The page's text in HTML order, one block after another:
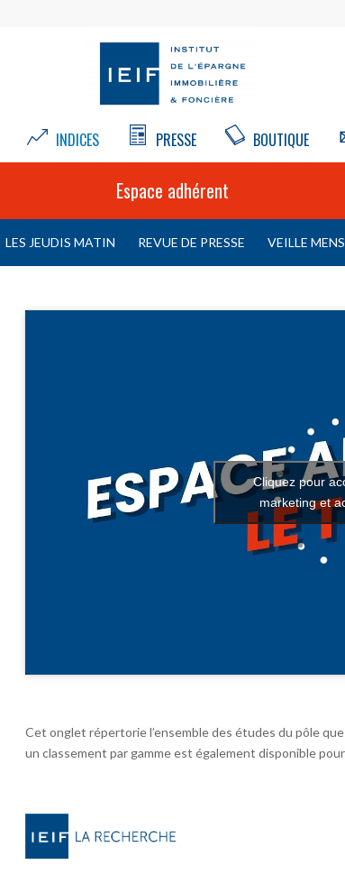
INDICES PRESSE BOUTIQUE
Espace adhérent
LES JEUDIS MATIN REVUE DE PRESSE VEILLE
Cliquez pour
marketing et
Cet onglet répertorie l’ensemble des études du pôle
un classement par gamme est également disponible